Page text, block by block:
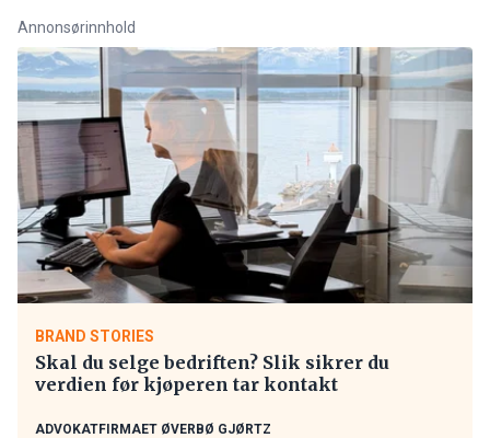
Annonsørinnhold
BRAND STORIES
Skal du selge bedriften? Slik sikrer du
verdien før kjøperen tar kontakt
ADVOKATFIRMAET ØVERBØ GJØRTZ